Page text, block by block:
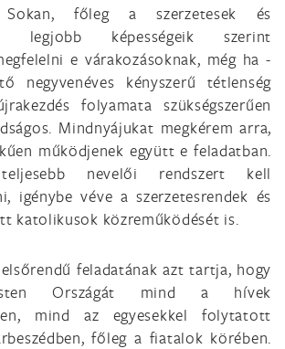
Sokan, főleg a szerzetesek és
legjobb képességeik szerint
e várakozásoknak, még ha -
negyvenéves kényszerű tétlenség
folyamata szükségszerűen
Mindnyájukat megkérem arra,
működjenek együtt e feladatban.
nevelői rendszert kell
igénybe véve a szerzetesrendek és
katolikusok közreműködését is.
elsőrendű feladatának azt tartja, hogy
Országát mind a hívek
mind az egyesekkel folytatott
főleg a fiatalok körében.